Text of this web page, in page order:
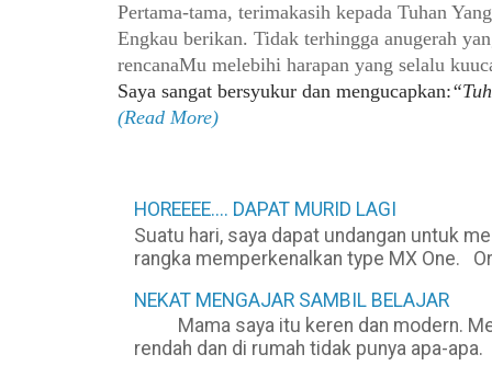
Pertama-tama, terimakasih kepada Tuhan
Engkau berikan. Tidak terhingga anugerah
rencanaMu melebihi harapan yang selalu
Saya sangat bersyukur dan mengucapkan:
(Read More)
HOREEEE.... DAPAT MURID LAGI
Suatu hari, saya dapat undangan untuk
rangka memperkenalkan type MX One.
NEKAT MENGAJAR SAMBIL BELAJAR
Mama saya itu keren dan modern.
rendah dan di rumah tidak punya apa-